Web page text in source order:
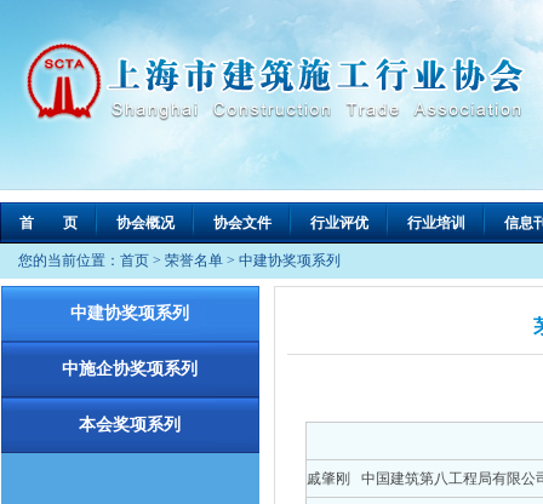
首 页 协会概况 协会文件 行业评优 行业培训 信息
您的当前位置： 首页 > 荣誉名单 > 中建协奖项系列
中建协奖项系列
中施企协奖项系列
本会奖项系列
戚肇刚 中国建筑第八工程局有限公